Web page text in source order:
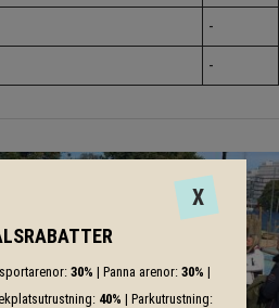
-
-
X
30% | Panna arenor: 30% |
40% | Parkutrustning: